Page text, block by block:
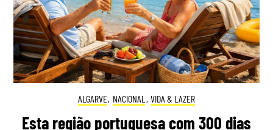
ALGARVE, NACIONAL , VIDA & LAZER
Esta região portuguesa com 300 dias